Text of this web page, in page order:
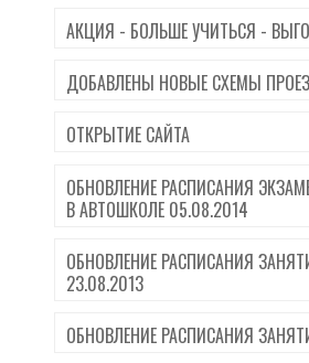
АКЦИЯ - БОЛЬШЕ УЧИТЬСЯ -
ДОБАВЛЕНЫ НОВЫЕ СХЕМЫ
ОТКРЫТИЕ САЙТА
ОБНОВЛЕНИЕ РАСПИСАНИЯ
В АВТОШКОЛЕ 05.08.2014
ОБНОВЛЕНИЕ РАСПИСАНИЯ
23.08.2013
ОБНОВЛЕНИЕ РАСПИСАНИЯ